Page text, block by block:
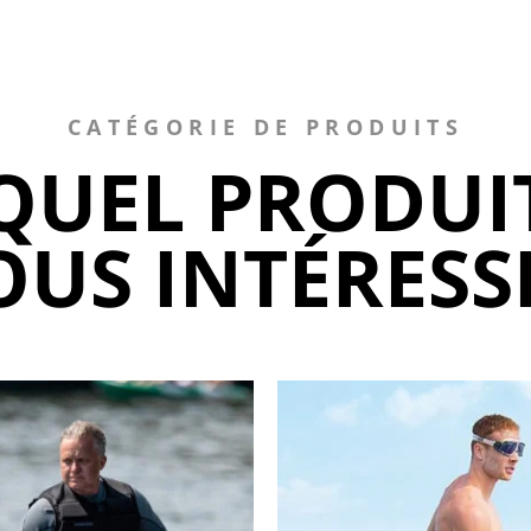
CATÉGORIE DE PRODUITS